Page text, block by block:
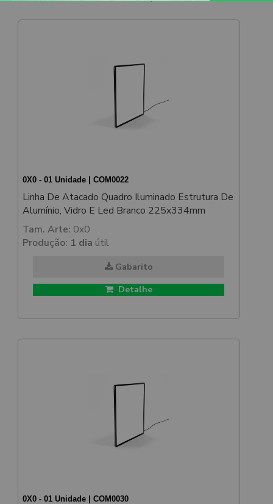
0X0 - 01 Unidade | COM0022
Linha De Atacado Quadro Iluminado Estrutura De
Alumínio, Vidro E Led Branco 225x334mm
Tam. Arte: 0x0
Produção: 1 dia útil
Gabarito
Detalhe
0X0 - 01 Unidade | COM0030